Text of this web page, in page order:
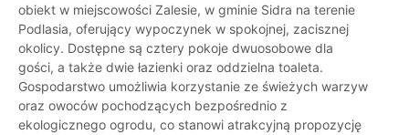
obiekt w miejscowości Zalesie, w gminie Sidra na terenie
Podlasia, oferujący wypoczynek w spokojnej, zacisznej
okolicy. Dostępne są cztery pokoje dwuosobowe dla
gości, a także dwie łazienki oraz oddzielna toaleta.
Gospodarstwo umożliwia korzystanie ze świeżych warzyw
oraz owoców pochodzących bezpośrednio z
ekologicznego ogrodu, co stanowi atrakcyjną propozycję